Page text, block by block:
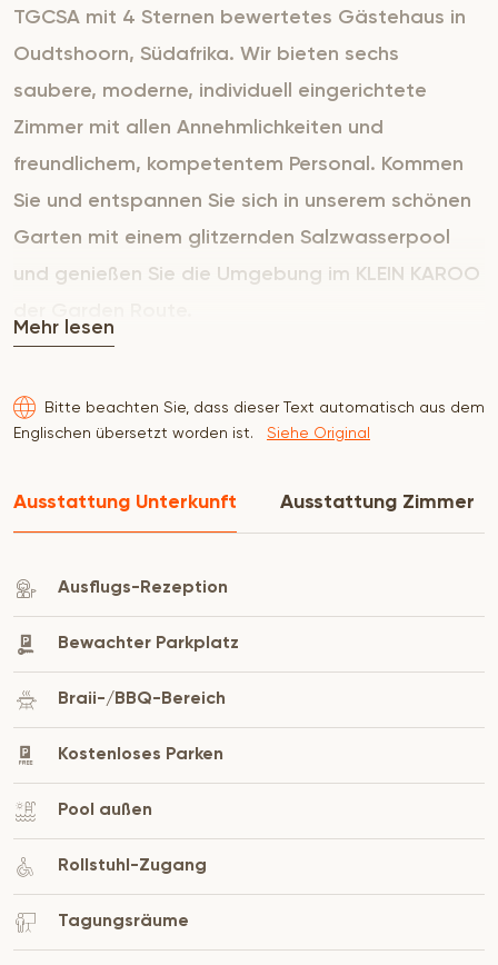
TGCSA mit 4 Sternen bewertetes Gästehaus in
Oudtshoorn, Südafrika. Wir bieten sechs
saubere, moderne, individuell eingerichtete
Zimmer mit allen Annehmlichkeiten und
freundlichem, kompetentem Personal. Kommen
Sie und entspannen Sie sich in unserem schönen
Garten mit einem glitzernden Salzwasserpool
und genießen Sie die Umgebung im KLEIN KAROO
Mehr lesen
Bitte beachten Sie, dass dieser Text automatisch aus dem
Englischen übersetzt worden ist.
Siehe Original
Ausstattung Unterkunft Ausstattung Zimmer
Ausflugs-Rezeption
Bewachter Parkplatz
Braii-/BBQ-Bereich
Kostenloses Parken
Pool außen
Rollstuhl-Zugang
Tagungsräume